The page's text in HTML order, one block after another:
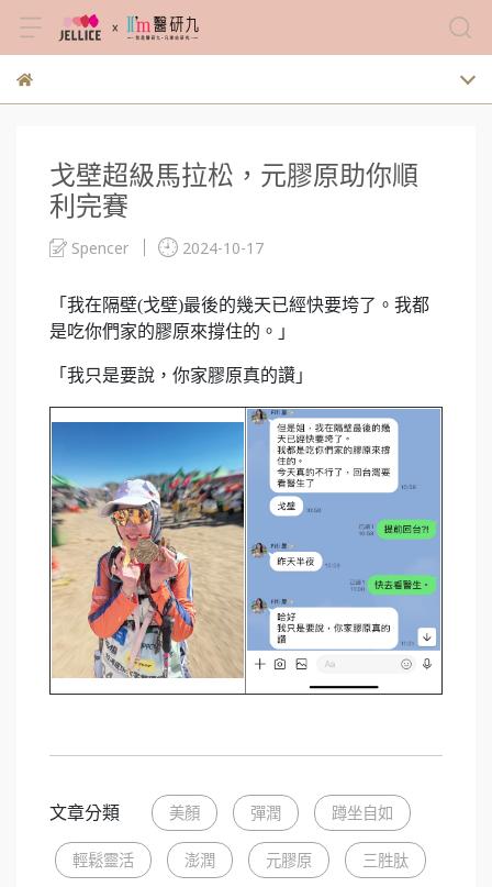
戈壁超級馬拉松，元膠原助你順
利完賽
Spencer 2024-10-17
「我在隔壁(戈壁)最後的幾天已經快要垮了。我都
是吃你們家的膠原來撐住的。」
「我只是要說，你家膠原真的讚」
文章分類 美顏 彈潤 蹲坐自如
輕鬆靈活 澎潤 元膠原 三胜肽